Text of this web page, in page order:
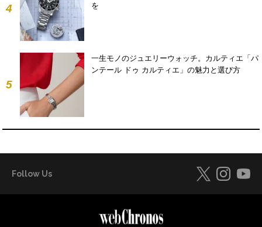
4
を
5
一生モノのジュエリーウォッチ。カルティエ「パ
ンテール ドゥ カルティエ」の魅力と選び方
Follow Us